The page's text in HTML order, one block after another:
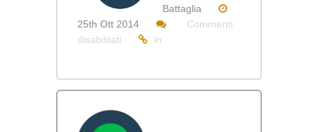
Battaglia
25th Ott 2014
Commenti
disabilitati
in